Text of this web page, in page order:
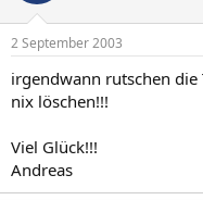
2 September 2003
irgendwann rutschen
nix löschen!!!
Viel Glück!!!
Andreas